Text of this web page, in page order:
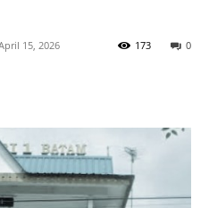
15, 2026 0
173